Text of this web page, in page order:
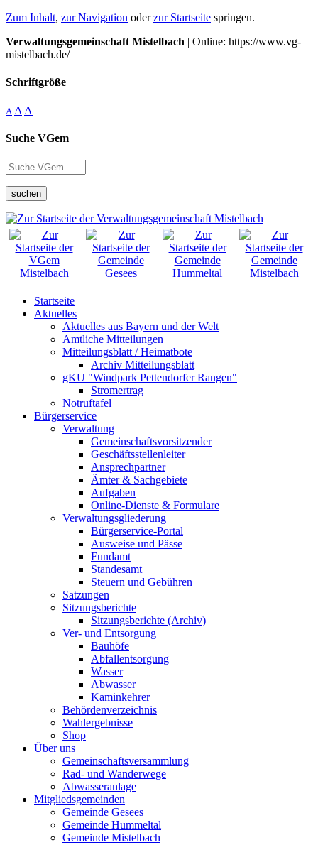
Zum Inhalt, zur Navigation oderzur Startseite springen.
Verwaltungsgemeinschaft Mistelbach | Online: https://www.vg-
mistelbach.de/
Schriftgröße
A A A
Suche VGem
suchen
Startseite
Aktuelles
Aktuelles aus Bayern und der Welt
Amtliche Mitteilungen
Mitteilungsblatt / Heimatbote
Archiv Mitteilungsblatt
gKU "Windpark Pettendorfer Rangen"
Stromertrag
Notruftafel
Bürgerservice
Verwaltung
Gemeinschaftsvorsitzender
Geschäftsstellenleiter
Ansprechpartner
Ämter & Sachgebiete
Aufgaben
Online-Dienste & Formulare
Verwaltungsgliederung
Bürgerservice-Portal
Ausweise und Pässe
Fundamt
Standesamt
Steuern und Gebühren
Satzungen
Sitzungsberichte
Sitzungsberichte (Archiv)
Ver- und Entsorgung
Bauhöfe
Abfallentsorgung
Wasser
Abwasser
Kaminkehrer
Behördenverzeichnis
Wahlergebnisse
Shop
Über uns
Gemeinschaftsversammlung
Rad- und Wanderwege
Abwasseranlage
Mitgliedsgemeinden
Gemeinde Gesees
Gemeinde Hummeltal
Gemeinde Mistelbach